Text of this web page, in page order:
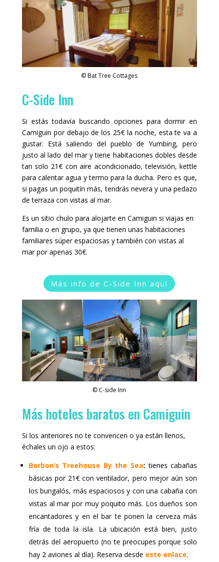
© Bat Tree Cottages
C-Side Inn
Si estás todavía buscando opciones para dormir en
Camiguin por debajo de los 25€ la noche, esta te va a
gustar. Está saliendo del pueblo de Yumbing, pero
justo al lado del mar y tiene habitaciones dobles desde
tan solo 21€ con aire acondicionado, televisión, kettle
para calentar agua y termo para la ducha. Pero es que,
si pagas un poquitín más, tendrás nevera y una pedazo
de terraza con vistas al mar.
Es un sitio chulo para alojarte en Camiguin si viajas en
familia o en grupo, ya que tienen unas habitaciones
familiares súper espaciosas y también con vistas al
mar por apenas 30€.
Más info de C-Side Inn aquí
© C-side Inn
Más hoteles baratos en Camiguin
Si los anteriores no te convencen o ya están llenos,
échales un ojo a estos:
Borbon’s Treehouse By the Sea: tienes cabañas
básicas por 21€ con ventilador, pero mejor aún son
los bungalós, más espaciosos y con una cabaña con
vistas al mar por muy poquito más. Los dueños son
encantadores y en el bar te ponen la cerveza más
fría de toda la isla. La ubicación está bien, justo
detrás del aeropuerto (no te preocupes porque solo
hay 2 aviones al día). Reserva desde este enlace.